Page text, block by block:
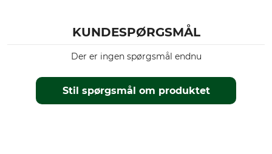
KUNDESPØRGSMÅL
Stil spørgsmål om produktet
Der er ingen spørgsmål endnu